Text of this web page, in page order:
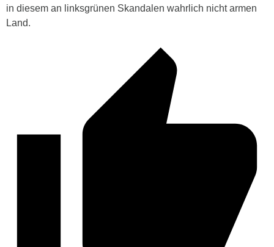
in diesem an linksgrünen Skandalen wahrlich nicht armen
Land.